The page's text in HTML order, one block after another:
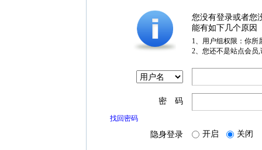
您没有登录或者您
能有如下几个原因
1、用户组权限：你所
2、您还不是站点会员
密 码
找回密码
隐身登录 开启 关闭